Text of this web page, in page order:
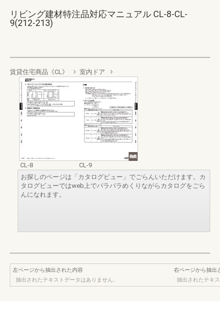
リビング建材特注品対応マニュアル CL-8-CL-
9(212-213)
賃貸住宅商品《CL》 室内ドア
CL-8
CL-9
お探しのページは「カタログビュー」でごらんいただけます。カ
タログビューではweb上でパラパラめくりながらカタログをごら
んになれます。
左ページから抽出された内容
抽出されたテキストデータはありません。
右ページから抽出
抽出されたテキ